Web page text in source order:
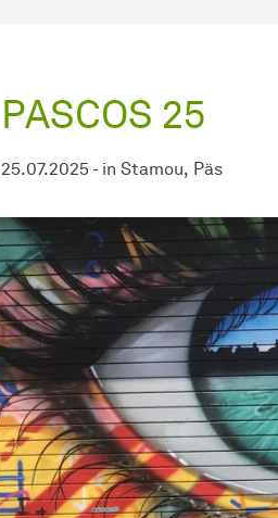
PASCOS 25
25.07.2025 - in Stamou Päs